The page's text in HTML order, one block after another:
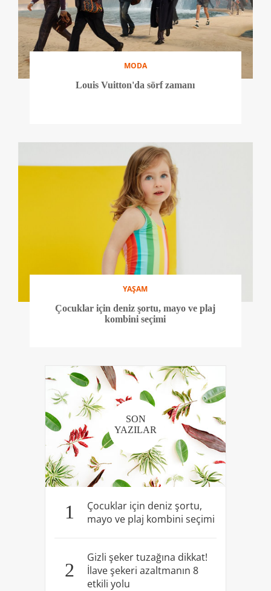
MODA
Louis Vuitton'da sörf zamanı
YAŞAM
Çocuklar için deniz şortu, mayo ve plaj
kombini seçimi
SON
YAZILAR
1
Çocuklar için deniz şortu,
mayo ve plaj kombini seçimi
2
Gizli şeker tuzağına dikkat!
İlave şekeri azaltmanın 8
etkili yolu